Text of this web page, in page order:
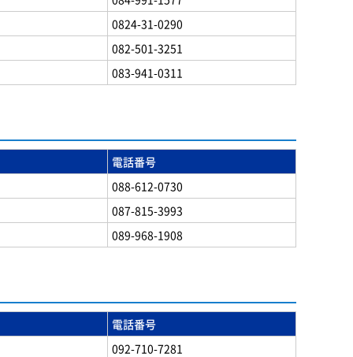
0824-31-0290
082-501-3251
083-941-0311
電話番号
088-612-0730
087-815-3993
089-968-1908
電話番号
092-710-7281